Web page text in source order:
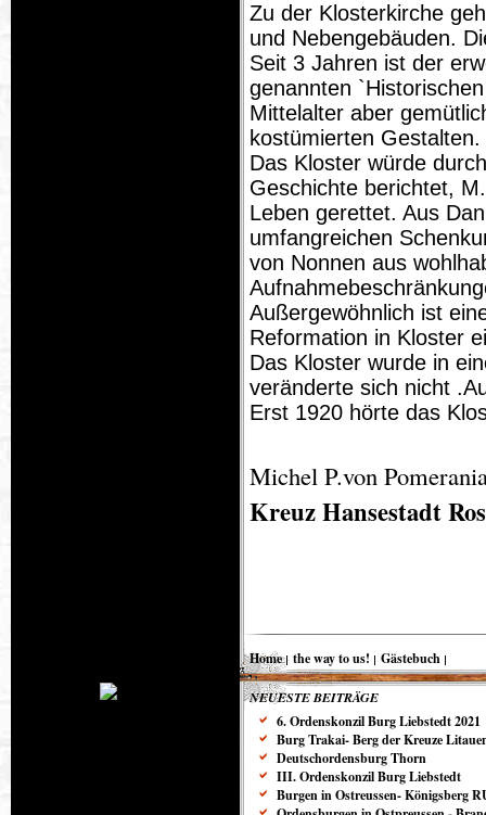
Zu der Klosterkirche
und Nebengebäuden.
Seit 3 Jahren ist der
genannten
Mittelalter aber
kostümierten Gestalten.
Das Kloster würde
Geschichte berichtet,
Leben gerettet. Aus
umfangreichen
von Nonnen aus
Außergewöhnlich ist
Reformation in Kloster
Das Kloster wurde in
veränderte sich nicht
Erst 1920 hörte das
Michel P.von
Kreuz Hansestadt
Home the way to us! Gästebuch
NEUESTE BEITRÄGE
6. Ordenskonzil Burg Liebstedt 2021
Burg Trakai- Berg der Kreuze
Deutschordensburg Thorn
III. Ordenskonzil Burg Liebstedt
Burgen in Ostreussen- Königsberg